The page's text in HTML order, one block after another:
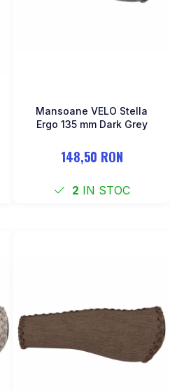
Mansoane VELO Stella
Ergo 135 mm Dark Grey
148,50 RON
2 IN STOC